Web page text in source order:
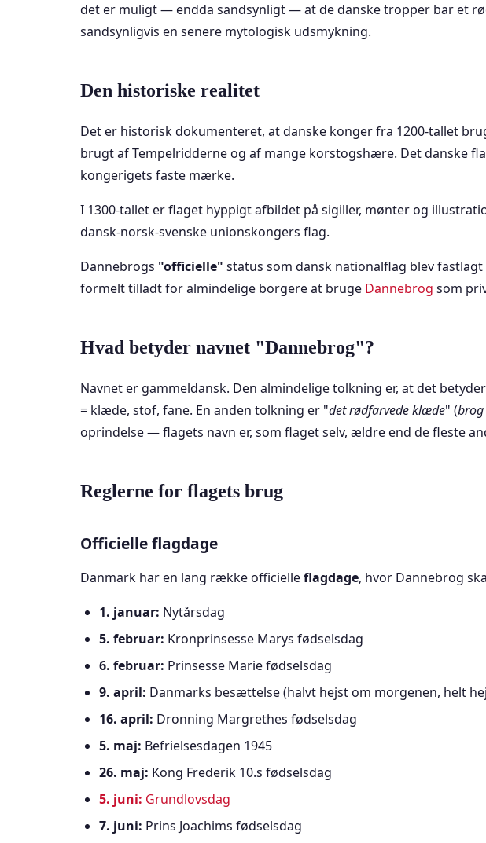
det er muligt — endda sandsynligt — at de danske tropper bar et
sandsynligvis en senere mytologisk udsmykning.
Den historiske realitet
Det er historisk dokumenteret, at danske konger fra 1200-tallet
brugt af Tempelridderne og af mange korstogshære. Det danske
kongerigets faste mærke.
I 1300-tallet er flaget hyppigt afbildet på sigiller, mønter og
dansk-norsk-svenske unionskongers flag.
Dannebrogs "officielle" status som dansk nationalflag blev
formelt tilladt for almindelige borgere at bruge Dannebrog som
Hvad betyder navnet "Dannebrog"?
Navnet er gammeldansk. Den almindelige tolkning er, at det
= klæde, stof, fane. En anden tolkning er "det rødfarvede klæde" (brog
oprindelse — flagets navn er, som flaget selv, ældre end de fleste
Reglerne for flagets brug
Officielle flagdage
Danmark har en lang række officielleflagdage, hvor Dannebrog
1. januar: Nytårsdag
5. februar: Kronprinsesse Marys fødselsdag
6. februar: Prinsesse Marie fødselsdag
9. april: Danmarks besættelse (halvt hejst om morgenen, helt
16. april: Dronning Margrethes fødselsdag
5. maj: Befrielsesdagen 1945
26. maj: Kong Frederik 10.s fødselsdag
5. juni: Grundlovsdag
7. juni: Prins Joachims fødselsdag